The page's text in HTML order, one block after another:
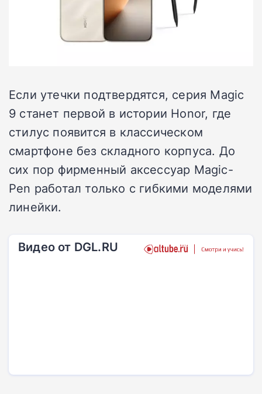
Если утечки подтвердятся, серия Magic
9 станет первой в истории Honor, где
стилус появится в классическом
смартфоне без складного корпуса. До
сих пор фирменный аксессуар Magic-
Pen работал только с гибкими моделями
линейки.
Видео от DGL.RU